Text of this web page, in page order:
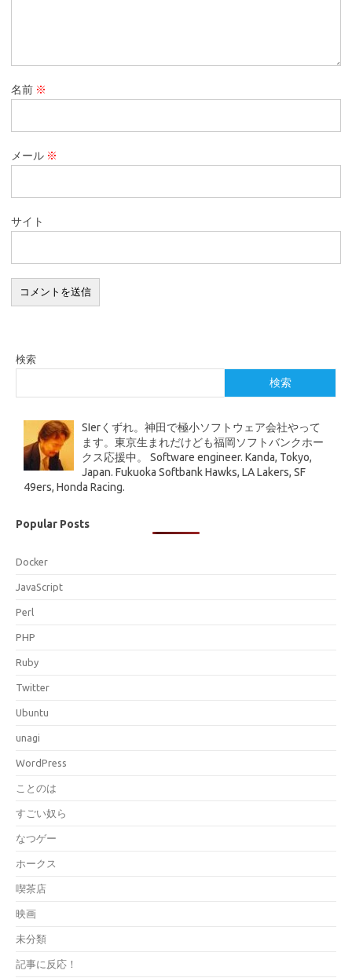
名前 ※
メール ※
サイト
検索
検索
SIerくずれ。神田で極小ソフトウェア会社やって
ます。東京生まれだけども福岡ソフトバンクホー
クス応援中。 Software engineer. Kanda, Tokyo,
Japan. Fukuoka Softbank Hawks, LA Lakers, SF
49ers, Honda Racing.
Popular Posts
Docker
JavaScript
Perl
PHP
Ruby
Twitter
Ubuntu
unagi
WordPress
ことのは
すごい奴ら
なつゲー
ホークス
喫茶店
映画
未分類
記事に反応！